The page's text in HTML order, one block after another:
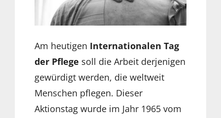
Am heutigen Internationalen Tag
der Pflege soll die Arbeit derjenigen
gewürdigt werden, die weltweit
Menschen pflegen. Dieser
Aktionstag wurde im Jahr 1965 vom